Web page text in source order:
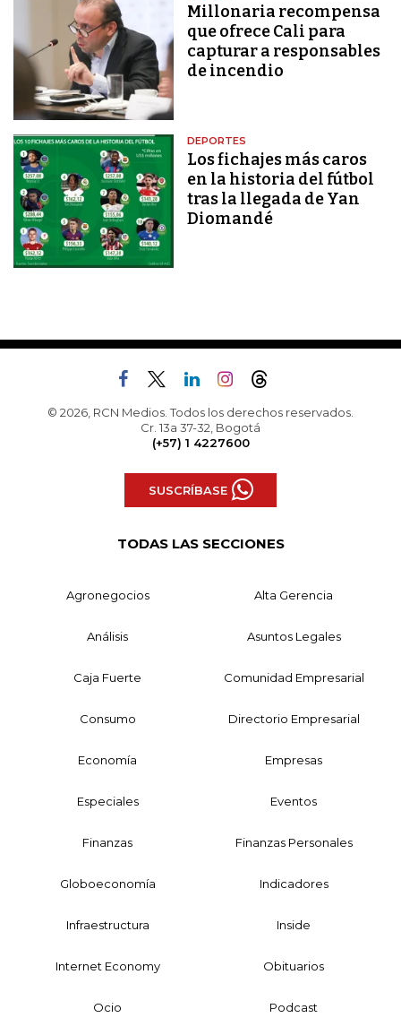
Millonaria recompensa
que ofrece Cali para
capturar a responsables
de incendio
DEPORTES
Los fichajes más caros
en la historia del fútbol
tras la llegada de Yan
Diomandé
© 2026, RCN Medios. Todos los derechos reservados.
Cr. 13a 37-32, Bogotá
(+57) 1 4227600
SUSCRÍBASE
TODAS LAS SECCIONES
Agronegocios Alta Gerencia
Análisis Asuntos Legales
Caja Fuerte Comunidad Empresarial
Consumo Directorio Empresarial
Economía Empresas
Especiales Eventos
Finanzas Finanzas Personales
Globoeconomía Indicadores
Infraestructura Inside
Internet Economy Obituarios
Ocio Podcast